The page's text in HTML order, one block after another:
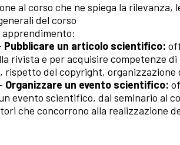
al corso che ne spiega la
del corso
Pubblicare un articolo scientifico:
rivista e per acquisire competenze
rispetto del copyright,
Organizzare un evento scientifico:
evento scientifico, dal seminario al
che concorrono alla realizzazione